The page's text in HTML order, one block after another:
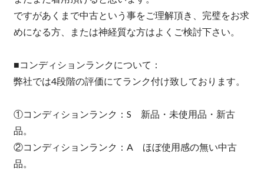
ですがあくまで中古という事をご理解頂き、完璧をお求
めになる方、または神経質な方はよくご検討下さい。
■コンディションランクについて：
弊社では4段階の評価にてランク付け致しております。
①コンディションランク：S 新品・未使用品・新古
品。
②コンディションランク：A ほぼ使用感の無い中古
品。